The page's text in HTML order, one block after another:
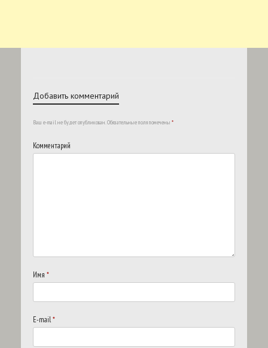
Добавить комментарий
Ваш e-mail не будет опубликован.Обязательные поля помечены *
Комментарий
Имя *
E-mail*